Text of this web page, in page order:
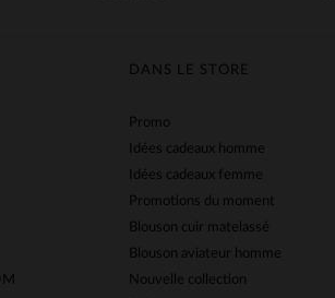
DANS LE STORE
Promo
Idées cadeaux homme
Idées cadeaux femme
Promotions du moment
Blouson cuir matelassé
Blouson aviateur homme
Nouvelle collection